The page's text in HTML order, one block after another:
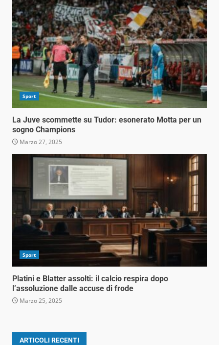
Sport
La Juve scommette su Tudor: esonerato Motta per un
sogno Champions
Marzo 27, 2025
Sport
Platini e Blatter assolti: il calcio respira dopo
l’assoluzione dalle accuse di frode
Marzo 25, 2025
ARTICOLI RECENTI